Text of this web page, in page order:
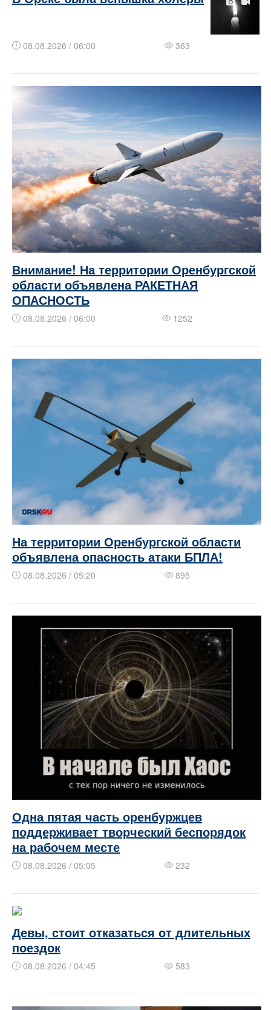
08.08.2026 / 06:00 363
Внимание! На территории Оренбургской
области объявлена РАКЕТНАЯ
ОПАСНОСТЬ
08.08.2026 / 06:00 1252
На территории Оренбургской области
объявлена опасность атаки БПЛА!
08.08.2026 / 05:20 895
Одна пятая часть оренбуржцев
поддерживает творческий беспорядок
на рабочем месте
08.08.2026 / 05:05 232
Девы, стоит отказаться от длительных
поездок
08.08.2026 / 04:45 583